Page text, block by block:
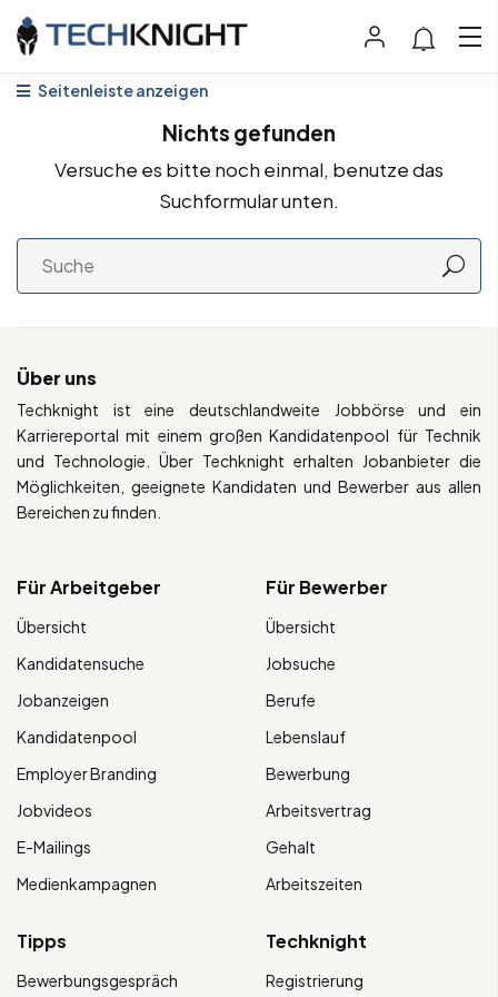
Seitenleiste anzeigen
Nichts gefunden
Versuche es bitte noch einmal, benutze das
Suchformular unten.
Über uns
Techknight ist eine deutschlandweite Jobbörse und ein
Karriereportal mit einem großen Kandidatenpool für Technik
und Technologie. Über Techknight erhalten Jobanbieter die
Möglichkeiten, geeignete Kandidaten und Bewerber aus allen
Bereichen zu finden.
Für Arbeitgeber
Übersicht
Kandidatensuche
Jobanzeigen
Kandidatenpool
Employer Branding
Jobvideos
E-Mailings
Medienkampagnen
Für Bewerber
Übersicht
Jobsuche
Berufe
Lebenslauf
Bewerbung
Arbeitsvertrag
Gehalt
Arbeitszeiten
Tipps
Bewerbungsgespräch
Techknight
Registrierung